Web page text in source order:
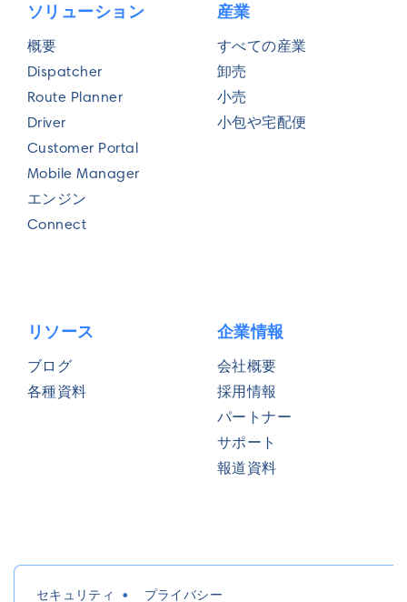
ソリューション
概要
Dispatcher
Route Planner
Driver
Customer Portal
Mobile Manager
エンジン
Connect
産業
すべての産業
卸売
小売
小包や宅配便
リソース
ブログ
各種資料
企業情報
会社概要
採用情報
パートナー
サポート
報道資料
セキュリティ プライバシー